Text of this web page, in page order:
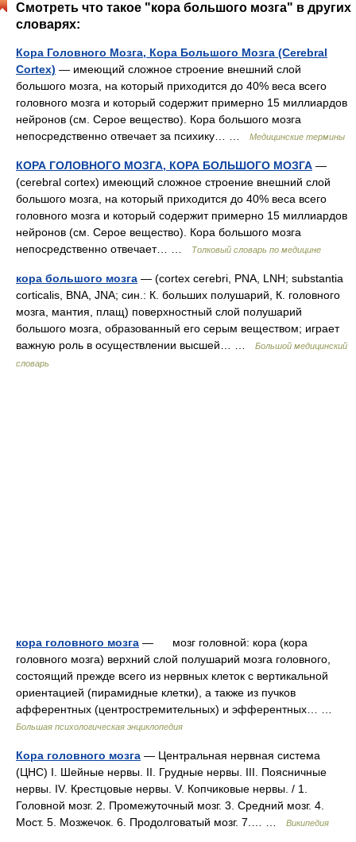
Смотреть что такое "кора большого мозга" в других
словарях:
Кора Головного Мозга, Кора Большого Мозга (Cerebral
Cortex) — имеющий сложное строение внешний слой
большого мозга, на который приходится до 40% веса всего
головного мозга и который содержит примерно 15 миллиардов
нейронов (см. Серое вещество). Кора большого мозга
непосредственно отвечает за психику… …
Медицинские термины
КОРА ГОЛОВНОГО МОЗГА, КОРА БОЛЬШОГО МОЗГА —
(cerebral cortex) имеющий сложное строение внешний слой
большого мозга, на который приходится до 40% веса всего
головного мозга и который содержит примерно 15 миллиардов
нейронов (см. Серое вещество). Кора большого мозга
непосредственно отвечает… …
Толковый словарь по медицине
кора большого мозга — (cortex cerebri, PNA, LNH; substantia
corticalis, BNA, JNA; син.: К. больших полушарий, К. головного
мозга, мантия, плащ) поверхностный слой полушарий
большого мозга, образованный его серым веществом; играет
важную роль в осуществлении высшей… …
Большой медицинский
словарь
кора головного мозга — мозг головной: кора (кора
головного мозга) верхний слой полушарий мозга головного,
состоящий прежде всего из нервных клеток с вертикальной
ориентацией (пирамидные клетки), а также из пучков
афферентных (центростремительных) и эфферентных… …
Большая психологическая энциклопедия
Кора головного мозга — Центральная нервная система
(ЦНС) I. Шейные нервы. II. Грудные нервы. III. Поясничные
нервы. IV. Крестцовые нервы. V. Копчиковые нервы. / 1.
Головной мозг. 2. Промежуточный мозг. 3. Средний мозг. 4.
Мост. 5. Мозжечок. 6. Продолговатый мозг. 7.… …
Википедия